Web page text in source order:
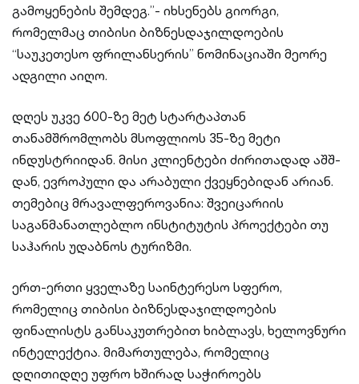
გამოყენების შემდეგ.”- იხსენებს გიორგი,
რომელმაც თიბისი ბიზნესდაჯილდოების
“საუკეთესო ფრილანსერის” ნომინაციაში მეორე
ადგილი აიღო.
დღეს უკვე 600-ზე მეტ სტარტაპთან
თანამშრომლობს მსოფლიოს 35-ზე მეტი
ინდუსტრიიდან. მისი კლიენტები ძირითადად აშშ-
დან, ევროპული და არაბული ქვეყნებიდან არიან.
თემებიც მრავალფეროვანია: შვეიცარიის
საგანმანათლებლო ინსტიტუტის პროექტები თუ
საჰარის უდაბნოს ტურიზმი.
ერთ-ერთი ყველაზე საინტერესო სფერო,
რომელიც თიბისი ბიზნესდაჯილდოების
ფინალისტს განსაკუთრებით ხიბლავს, ხელოვნური
ინტელექტია. მიმართულება, რომელიც
დღითიდღე უფრო ხშირად საჭიროებს